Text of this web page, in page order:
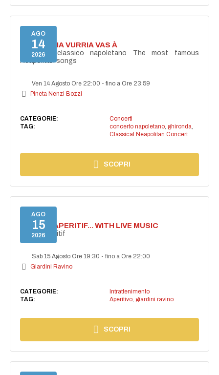
AGO
14
2026
I'TE VURRIA VURRIA VAS À
Concerto classico napoletano The most famous
Neapolitan songs
Ven 14 Agosto Ore 22:00 -fino a Ore 23:59
Pineta Nenzi Bozzi
CATEGORIE:
Concerti
TAG:
concerto napoletano, ghironda,
Classical Neapolitan Concert
SCOPRI
AGO
15
2026
SECRET APERITIF... WITH LIVE MUSIC
Secret aperitif
Sab 15 Agosto Ore 19:30 -fino a Ore 22:00
Giardini Ravino
CATEGORIE:
Intrattenimento
TAG:
Aperitivo, giardini ravino
SCOPRI